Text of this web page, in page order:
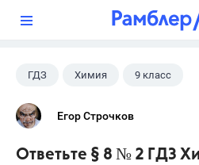
ГДЗ Химия 9 класс
Егор Строчков
Ответьте § 8 № 2 ГДЗ